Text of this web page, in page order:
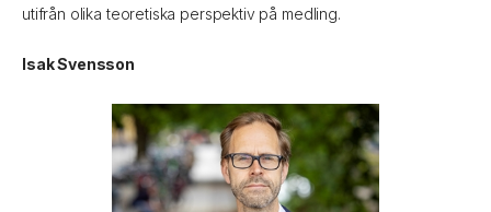
utifrån olika teoretiska perspektiv på medling.
Isak Svensson